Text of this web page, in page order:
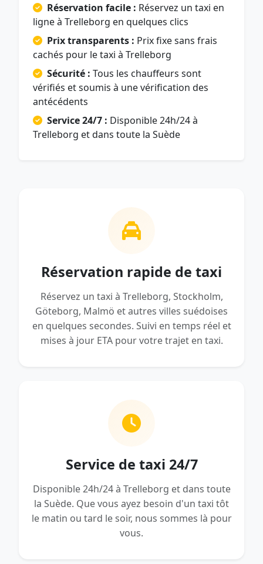
Réservation facile : Réservez un taxi en
ligne à Trelleborg en quelques clics
Prix transparents : Prix fixe sans frais
cachés pour le taxi à Trelleborg
Sécurité : Tous les chauffeurs sont
vérifiés et soumis à une vérification des
antécédents
Service 24/7 : Disponible 24h/24 à
Trelleborg et dans toute la Suède
Réservation rapide de taxi
Réservez un taxi à Trelleborg, Stockholm,
Göteborg, Malmö et autres villes suédoises
en quelques secondes. Suivi en temps réel et
mises à jour ETA pour votre trajet en taxi.
Service de taxi 24/7
Disponible 24h/24 à Trelleborg et dans toute
la Suède. Que vous ayez besoin d'un taxi tôt
le matin ou tard le soir, nous sommes là pour
vous.